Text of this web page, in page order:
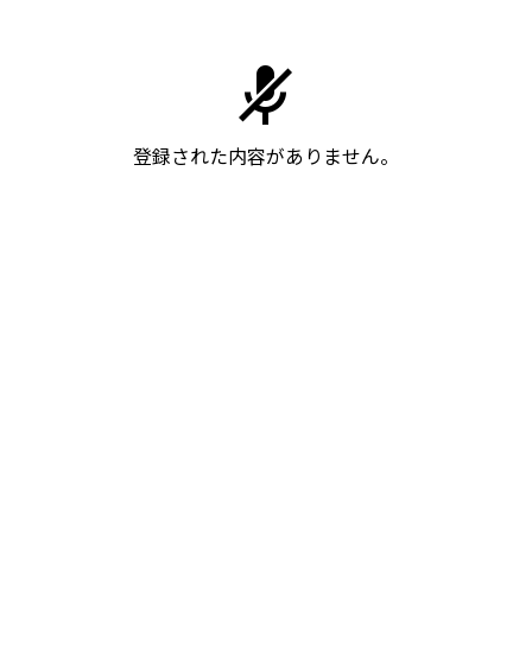
登録された内容がありません。